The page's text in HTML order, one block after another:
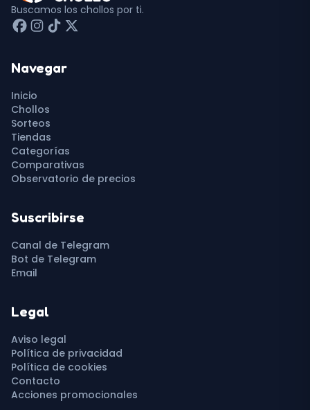
Buscamos los chollos por ti.
Navegar
Inicio
Chollos
Sorteos
Tiendas
Categorías
Comparativas
Observatorio de precios
Suscribirse
Canal de Telegram
Bot de Telegram
Email
Legal
Aviso legal
Política de privacidad
Política de cookies
Contacto
Acciones promocionales